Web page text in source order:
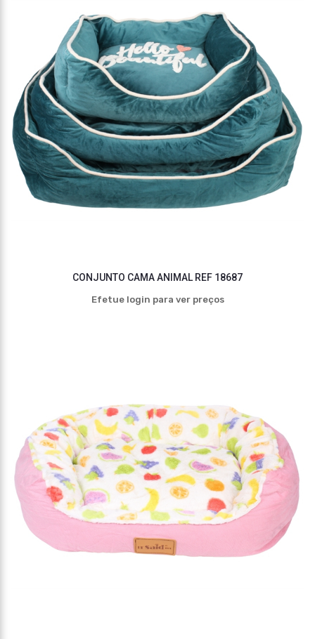
CONJUNTO CAMA ANIMAL REF 18687
Efetue login para ver preços